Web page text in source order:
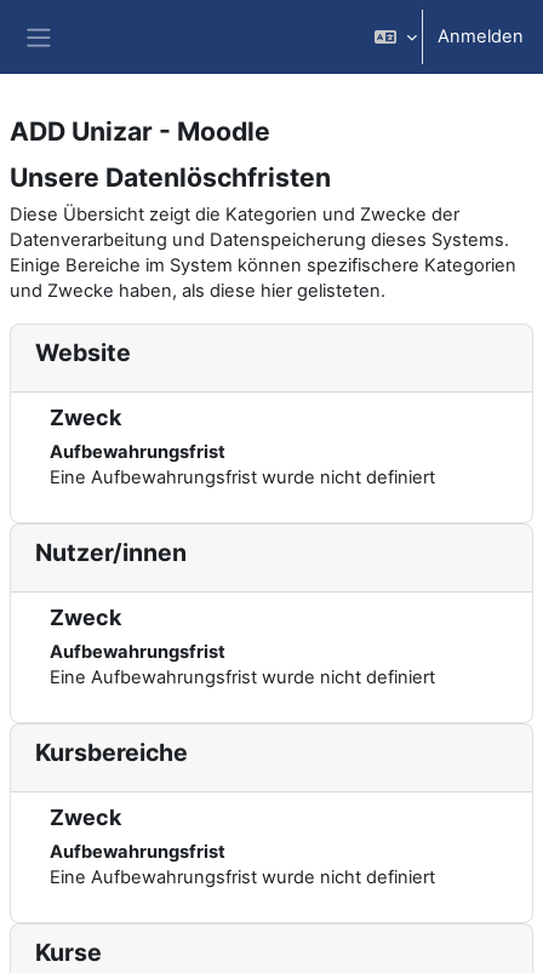
Anmelden
ADD Unizar - Moodle
Unsere Datenlöschfristen
Diese Übersicht zeigt die Kategorien und Zwecke der
Datenverarbeitung und Datenspeicherung dieses Systems.
Einige Bereiche im System können spezifischere Kategorien
und Zwecke haben, als diese hier gelisteten.
Website
Zweck
Aufbewahrungsfrist
Eine Aufbewahrungsfrist wurde nicht definiert
Nutzer/innen
Zweck
Aufbewahrungsfrist
Eine Aufbewahrungsfrist wurde nicht definiert
Kursbereiche
Zweck
Aufbewahrungsfrist
Eine Aufbewahrungsfrist wurde nicht definiert
Kurse